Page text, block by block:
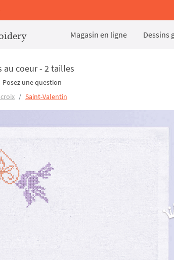
Magasin en ligne Dessins
au coeur - 2 tailles
Posez une question
Saint-Valentin